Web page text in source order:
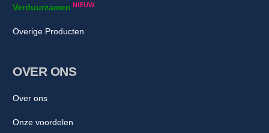
Verduurzamen NIEUW
Overige Producten
OVER ONS
Over ons
Onze voordelen